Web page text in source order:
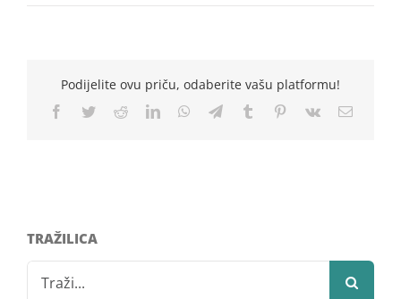
Podijelite ovu priču, odaberite vašu platformu!
Facebook
TwitterRedditLinkedInWhatsApp
TelegramTumblr Pinterest
Vk Email
TRAŽILICA
for: